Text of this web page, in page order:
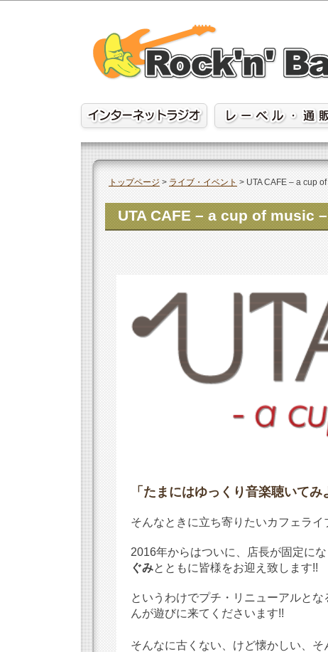
content
トップページ>ライブ・イベント>UTA CAFE – a cup
UTA CAFE – a cup of music
「たまにはゆっくり音楽聴いてみ
そんなときに立ち寄りたいカフェラ
2016年からはついに、店長が固定に
ぐみとともに皆様をお迎え致します!!
というわけでプチ・リニューアルと
んが遊びに来てくださいます!!
そんなに古くない、けど懐かしい、